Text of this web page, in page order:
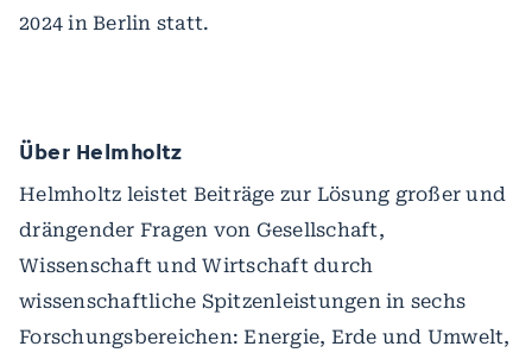
2024 in Berlin statt.
Über Helmholtz
Helmholtz leistet Beiträge zur Lösung großer und
drängender Fragen von Gesellschaft,
Wissenschaft und Wirtschaft durch
wissenschaftliche Spitzenleistungen in sechs
Forschungsbereichen: Energie, Erde und Umwelt,